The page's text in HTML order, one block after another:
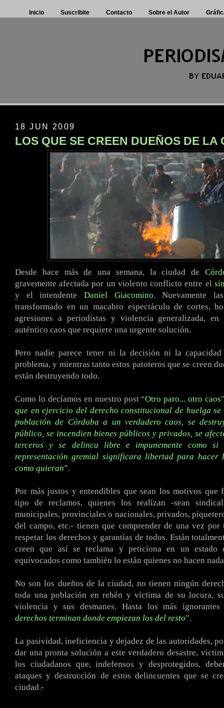
Inicio Suscribite Contacto Sobre el Autor
18 JUN 2009
LOS QUE SE CREEN DUEÑOS DE LA
Desde hace más de una semana, la ciudad de
gravemente afectada por un violento conflicto entre el
y el intendente Daniel Giacomino. Nuevamente
transformado en un macabro espectáculo de cortes,
agresiones a periodistas y violencia generalizada,
auténtico caos que requiere una urgente solución.
Pero nadie parece tener ni la decisión ni la
problema, y mientras tanto estos patoteros que se creen
están destruyendo todo.
Como lo decíamos en nuestro post “Otro paro... otro caos
que en ejercicio del derecho constitucional de huelga
población de Córdoba a un verdadero caos, se
público, se incendien bienes públicos y privados, se
terceros y se delinca libre e impunemente como
representación gremial significara libertad para hacer
como quieran”.
Por más justos y entendibles que sean los motivos que
tipo de reclamos, quienes los realizan -sean
municipales, provinciales o nacionales, privados,
del campo, etc.- tienen que comprender de una vez por
respetar los derechos y garantías de todos. Están
creen que así se reclama y peticiona en un estado
equivocados como también lo están quienes no hacen
No son los dueños de la ciudad, no tienen ningún
toda una población en rehén y víctima de su locura,
violencia y sus desmanes. Hasta los más
derechos terminan donde empiezan los del resto”.
La pasividad, ineficiencia y dejadez de las autoridades,
dar una pronta solución a este verdadero desastre,
los ciudadanos que, indefensos y desprotegidos,
ataques y destrucción de estos delincuentes que se
ciudad.-